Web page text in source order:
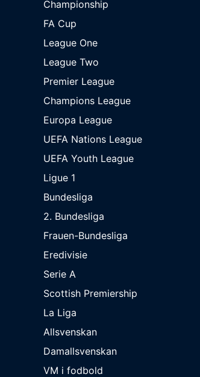
Championship
FA Cup
League One
League Two
Premier League
Champions League
Europa League
UEFA Nations League
UEFA Youth League
Ligue 1
Bundesliga
2. Bundesliga
Frauen-Bundesliga
Eredivisie
Serie A
Scottish Premiership
La Liga
Allsvenskan
Damallsvenskan
VM i fodbold